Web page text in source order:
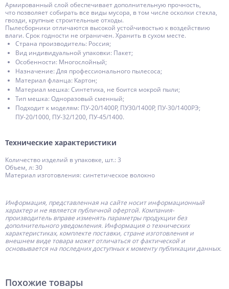
Армированный слой обеспечивает дополнительную прочность,
что позволяет собирать все виды мусора, в том числе осколки стекла,
гвозди, крупные строительные отходы.
Пылесборники отличаются высокой устойчивостью к воздействию
влаги. Срок годности не ограничен. Хранить в сухом месте.
Страна производитель: Россия;
Вид индивидуальной упаковки: Пакет;
Особенности: Многослойный;
Назначение: Для профессионального пылесоса;
Материал фланца: Картон;
Материал мешка: Синтетика, не боится мокрой пыли;
Тип мешка: Одноразовый сменный;
Подходит к моделям: ПУ-20/1400Р, ПУ30/1400Р, ПУ-30/1400РЭ;
ПУ-20/1000, ПУ-32/1200, ПУ-45/1400.
Технические характеристики
Количество изделий в упаковке, шт.: 3
Объем, л: 30
Материал изготовления: синтетическое волокно
Информация, представленная на сайте носит информационный
характер и не является публичной офертой. Компания-
производитель вправе изменять параметры продукции без
дополнительного уведомления. Информация о технических
характеристиках, комплекте поставки, стране изготовления и
внешнем виде товара может отличаться от фактической и
основывается на последних доступных к моменту публикации данных.
Похожие товары